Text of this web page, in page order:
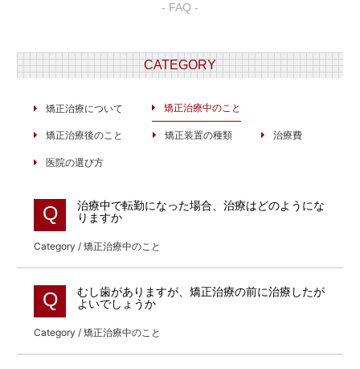
- FAQ -
CATEGORY
矯正治療について 矯正治療中のこと
矯正治療後のこと 矯正装置の種類 治療費
医院の選び方
Q
治療中で転勤になった場合、治療はどのようにな
りますか
Category / 矯正治療中のこと
Q
むし歯がありますが、矯正治療の前に治療したが
よいでしょうか
Category / 矯正治療中のこと